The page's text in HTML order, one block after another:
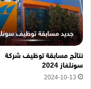
ر
و
ن
ي
ه
ن
ا
نتائج مسابقة توظيف شركة
سونلغاز 2024
2024-10-13